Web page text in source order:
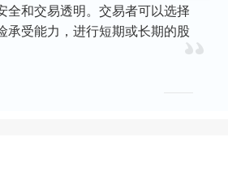
全和交易透明。交易者可以选择
承受能力，进行短期或长期的股